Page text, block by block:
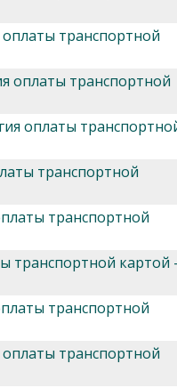
оплаты транспортной
оплаты транспортной
оплаты
транспортной
транспортной
транспортной картой
транспортной
оплаты транспортной